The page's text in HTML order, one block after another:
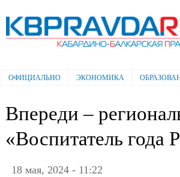
Электронная газета "Кабардино-
Балкарская правда"
Главное меню
ОФИЦИАЛЬНО ЭКОНОМИКА
Впереди –
«Воспитатель года
18 мая, 2024 - 11:22